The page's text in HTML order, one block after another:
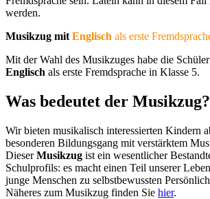
werden.
Musikzug mit Englisch als erste
Mit der Wahl des Musikzuges habe die
Englisch als erste Fremdsprache in Klasse 5.
Was bedeutet der Musikzug?
Wir bieten musikalisch interessierten Kindern
besonderen Bildungsgang mit verstärktem
DieserMusikzug ist ein wesentlicher
Schulprofils: es macht einen Teil unserer
junge Menschen zu selbstbewussten
Näheres zum Musikzug finden Sie hier.